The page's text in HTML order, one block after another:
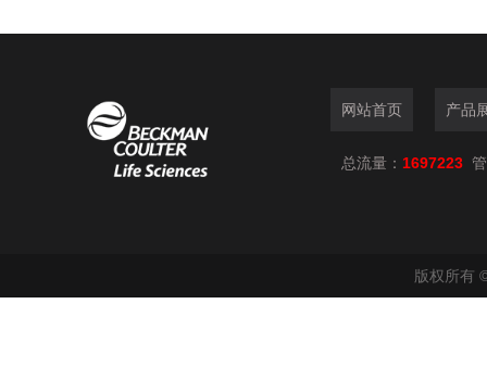
网站首页 产品
总流量： 1697223
版权所有